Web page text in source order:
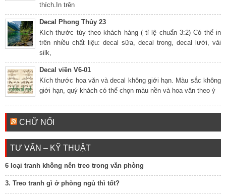
thích.In trên
Decal Phong Thủy 23
Kích thước tùy theo khách hàng ( tỉ lệ chuẩn 3:2) Có thể in
trên nhiều chất liệu: decal sữa, decal trong, decal lưới, vải
silk,
Decal viền V6-01
Kích thước hoa văn và decal không giới hạn. Màu sắc không
giới hạn, quý khách có thể chọn màu nền và hoa văn theo ý
CHỮ NỔI
TƯ VẤN – KỸ THUẬT
6 loại tranh không nên treo trong văn phòng
3. Treo tranh gì ở phòng ngủ thì tốt?